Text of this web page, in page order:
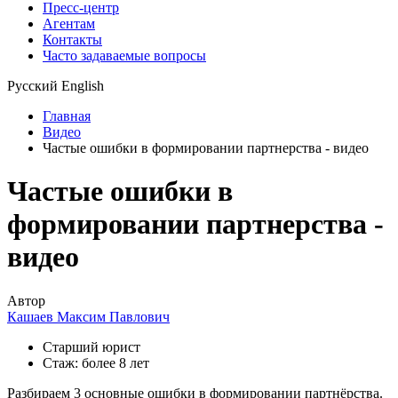
Пресс-центр
Агентам
Контакты
Часто задаваемые вопросы
Русский English
Главная
Видео
Частые ошибки в формировании партнерства - видео
Частые ошибки в
формировании партнерства -
видео
Автор
Кашаев Максим Павлович
Старший юрист
Стаж: более 8 лет
Разбираем 3 основные ошибки в формировании партнёрства.